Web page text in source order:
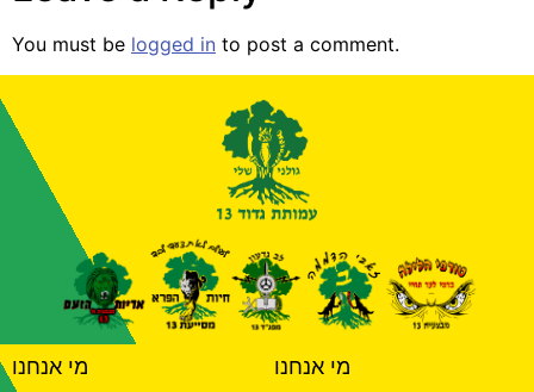
You must be logged in to post a comment.
מי אנחנו מי אנחנו